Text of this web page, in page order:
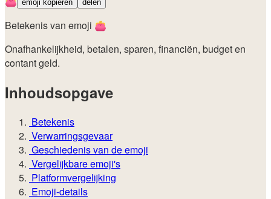
emoji kopiëren delen
Betekenis van emoji 👛
Onafhankelijkheid, betalen, sparen, financiën, budget en
contant geld.
Inhoudsopgave
Betekenis
Verwarringsgevaar
Geschiedenis van de emoji
Vergelijkbare emoji's
Platformvergelijking
Emoji-details